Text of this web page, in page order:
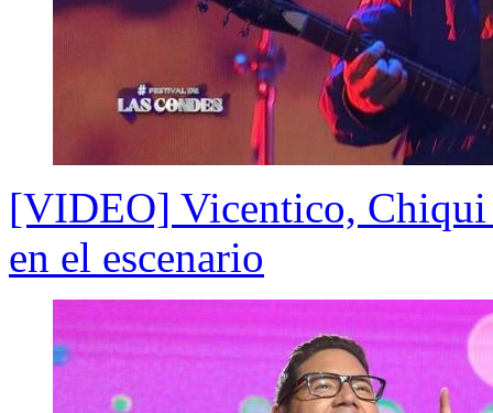
[VIDEO] Vicentico,
en el escenario